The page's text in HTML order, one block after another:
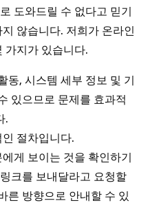
도와드릴 수 없다고 믿기
않습니다. 저희가 온라인
가지가 있습니다.
동, 시스템 세부 정보 및 기
있으므로 문제를 효과적
.
절차입니다.
게 보이는 것을 확인하기
크를 보내달라고 요청할
른 방향으로 안내할 수 있